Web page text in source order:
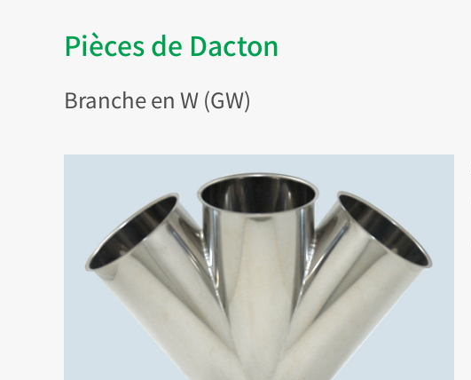
Pièces de Dacton
Branche en W (GW)